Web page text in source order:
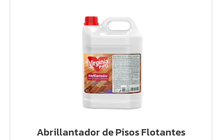
VER PRODUCTO
Abrillantador de Pisos Flotantes